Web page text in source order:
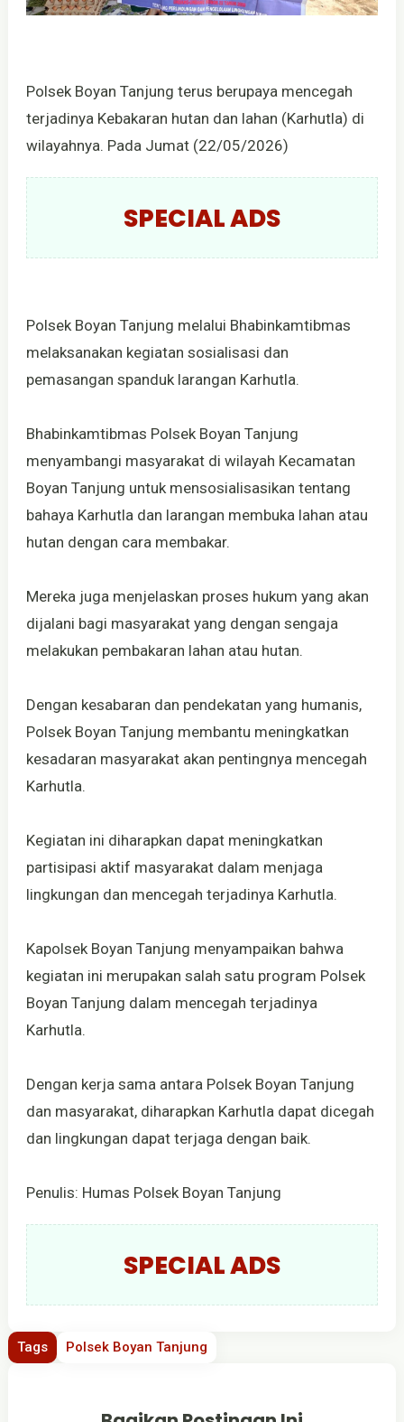
Polsek Boyan Tanjung terus berupaya mencegah
terjadinya Kebakaran hutan dan lahan (Karhutla) di
wilayahnya. Pada Jumat (22/05/2026)
SPECIAL ADS
Polsek Boyan Tanjung melalui Bhabinkamtibmas
melaksanakan kegiatan sosialisasi dan
pemasangan spanduk larangan Karhutla.
Bhabinkamtibmas Polsek Boyan Tanjung
menyambangi masyarakat di wilayah Kecamatan
Boyan Tanjung untuk mensosialisasikan tentang
bahaya Karhutla dan larangan membuka lahan atau
hutan dengan cara membakar.
Mereka juga menjelaskan proses hukum yang akan
dijalani bagi masyarakat yang dengan sengaja
melakukan pembakaran lahan atau hutan.
Dengan kesabaran dan pendekatan yang humanis,
Polsek Boyan Tanjung membantu meningkatkan
kesadaran masyarakat akan pentingnya mencegah
Karhutla.
Kegiatan ini diharapkan dapat meningkatkan
partisipasi aktif masyarakat dalam menjaga
lingkungan dan mencegah terjadinya Karhutla.
Kapolsek Boyan Tanjung menyampaikan bahwa
kegiatan ini merupakan salah satu program Polsek
Boyan Tanjung dalam mencegah terjadinya
Karhutla.
Dengan kerja sama antara Polsek Boyan Tanjung
dan masyarakat, diharapkan Karhutla dapat dicegah
dan lingkungan dapat terjaga dengan baik.
Penulis: Humas Polsek Boyan Tanjung
SPECIAL ADS
Tags Polsek Boyan Tanjung